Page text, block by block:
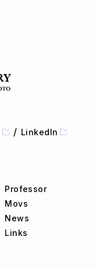
LinkedIn
Professor
Movs
News
Links